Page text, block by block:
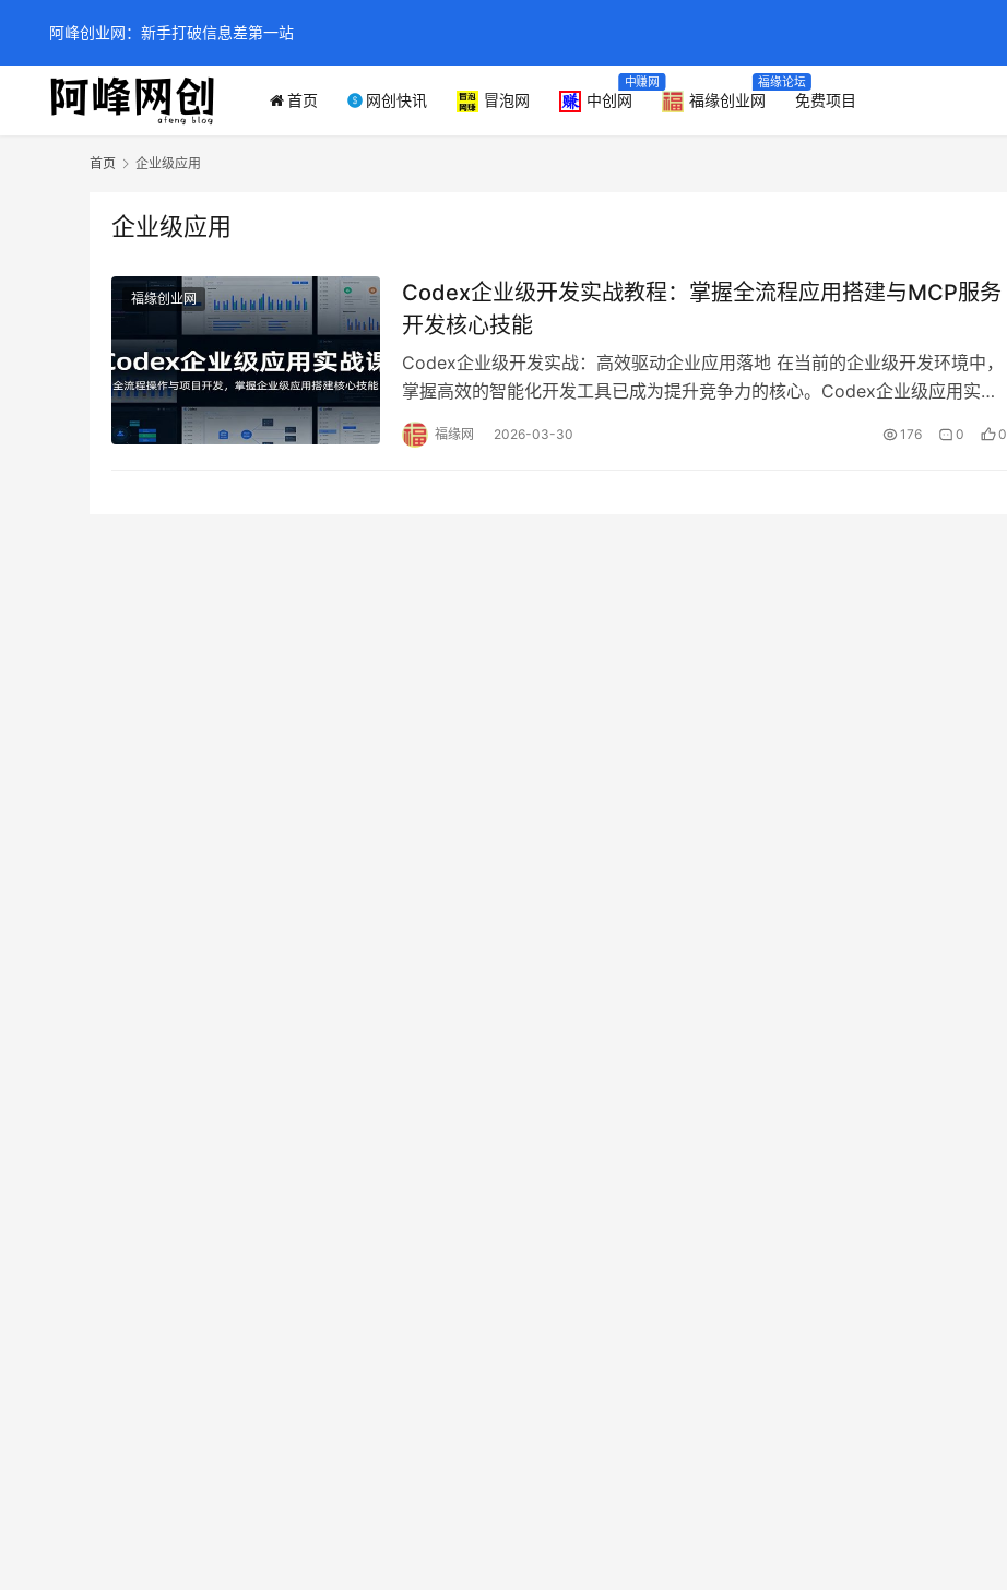
首页 网创快讯 冒泡网 中创网
中赚网
福缘创业网
福缘论坛
免费项目
首页 企业级应用
企业级应用
福缘创业网
Codex企业级开发实战教程：掌握全流程应用搭建与MCP服务
开发核心技能
Codex企业级开发实战：高效驱动企业应用落地 在当前的企业级开发环境中，
掌握高效的智能化开发工具已成为提升竞争力的核心。Codex企业级应用实战
课专为开发者和企业技术人员量身打造…
福缘网 2026-03-30 176 0 0
阿峰创业网：新手打破信息差第一站